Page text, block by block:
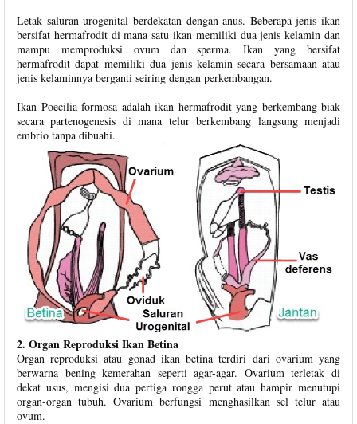
Letak saluran urogenital berdekatan dengan anus. Beberapa jenis ikan
bersifat hermafrodit di mana satu ikan memiliki dua jenis kelamin dan
mampu memproduksi ovum dan sperma. Ikan yang bersifat
hermafrodit dapat memiliki dua jenis kelamin secara bersamaan atau
jenis kelaminnya berganti seiring dengan perkembangan.
Ikan Poecilia formosa adalah ikan hermafrodit yang berkembang biak
secara partenogenesis di mana telur berkembang langsung menjadi
embrio tanpa dibuahi.
2. Organ Reproduksi Ikan Betina
Organ reproduksi atau gonad ikan betina terdiri dari ovarium yang
berwarna bening kemerahan seperti agar-agar. Ovarium terletak di
dekat usus, mengisi dua pertiga rongga perut atau hampir menutupi
organ-organ tubuh. Ovarium berfungsi menghasilkan sel telur atau
ovum.